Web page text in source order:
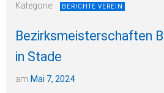
Kategorie: BERICHTE VEREIN
Bezirksmeisterschaften
in Stade
am Mai 7, 2024